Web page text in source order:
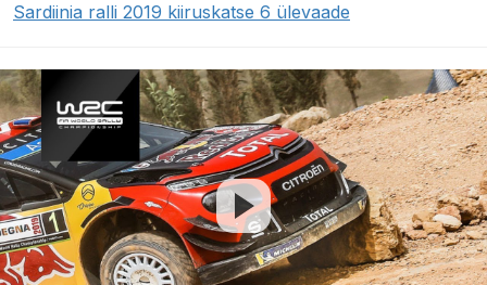
Sardiinia ralli 2019 kiiruskatse 6 ülevaade